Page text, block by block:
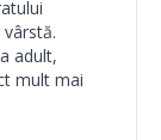
adult,
mult mai